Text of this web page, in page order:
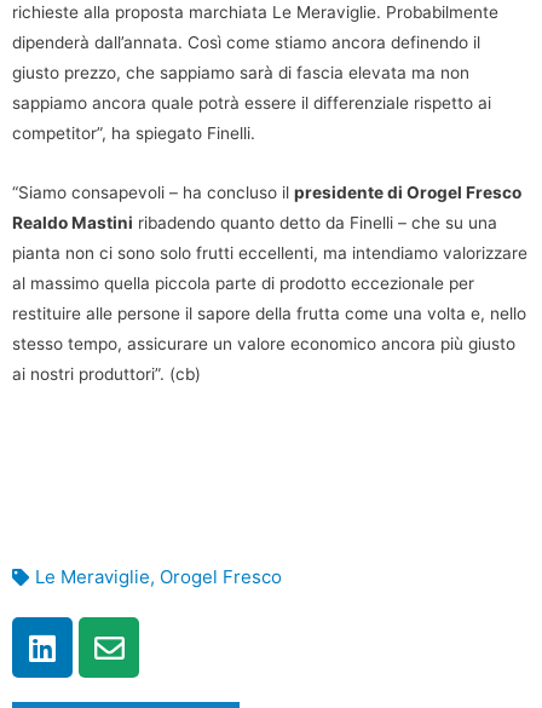
richieste alla proposta marchiata Le Meraviglie. Probabilmente
dipenderà dall’annata. Così come stiamo ancora definendo il
giusto prezzo, che sappiamo sarà di fascia elevata ma non
sappiamo ancora quale potrà essere il differenziale rispetto ai
competitor”, ha spiegato Finelli.
“Siamo consapevoli – ha concluso il presidente di Orogel Fresco
Realdo Mastini ribadendo quanto detto da Finelli – che su una
pianta non ci sono solo frutti eccellenti, ma intendiamo valorizzare
al massimo quella piccola parte di prodotto eccezionale per
restituire alle persone il sapore della frutta come una volta e, nello
stesso tempo, assicurare un valore economico ancora più giusto
ai nostri produttori”. (cb)
Le Meraviglie, Orogel Fresco